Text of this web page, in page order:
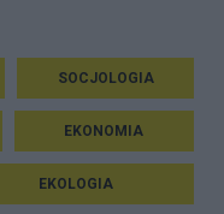
SOCJOLOGIA
EKONOMIA
EKOLOGIA